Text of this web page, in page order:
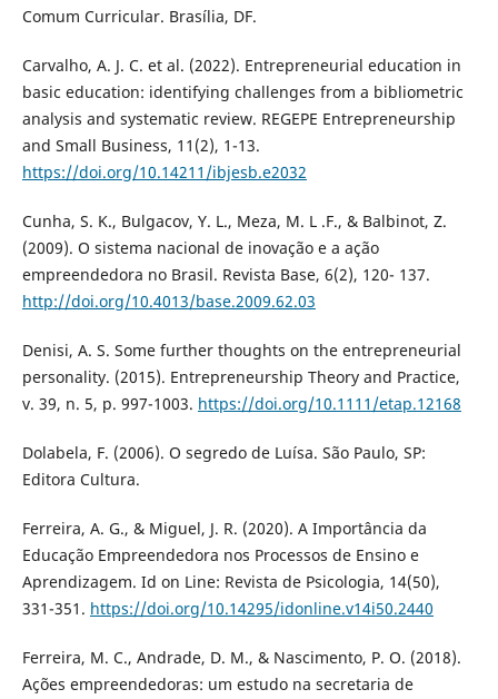
Comum Curricular. Brasília, DF.
Carvalho, A. J. C. et al. (2022). Entrepreneurial education in
basic education: identifying challenges from a bibliometric
analysis and systematic review. REGEPE Entrepreneurship
and Small Business, 11(2), 1-13.
https://doi.org/10.14211/ibjesb.e2032
Cunha, S. K., Bulgacov, Y. L., Meza, M. L .F., & Balbinot, Z.
(2009). O sistema nacional de inovação e a ação
empreendedora no Brasil. Revista Base, 6(2), 120- 137.
http://doi.org/10.4013/base.2009.62.03
Denisi, A. S. Some further thoughts on the entrepreneurial
personality. (2015). Entrepreneurship Theory and Practice,
v. 39, n. 5, p. 997-1003. https://doi.org/10.1111/etap.12168
Dolabela, F. (2006). O segredo de Luísa. São Paulo, SP:
Editora Cultura.
Ferreira, A. G., & Miguel, J. R. (2020). A Importância da
Educação Empreendedora nos Processos de Ensino e
Aprendizagem. Id on Line: Revista de Psicologia, 14(50),
331-351. https://doi.org/10.14295/idonline.v14i50.2440
Ferreira, M. C., Andrade, D. M., & Nascimento, P. O. (2018).
Ações empreendedoras: um estudo na secretaria de